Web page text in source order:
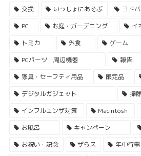
交換
いっしょにあそぶ ヨド
PC
お庭・ガーデニング イ
トミカ
外食 ゲーム
PCパーツ・周辺機器
報告
家具・セーフティ用品
限定品
デジタルガジェット
掃
インフルエンザ対策
Macintosh
お風呂
キャンペーン
お祝い・記念
ザらス 年中行事